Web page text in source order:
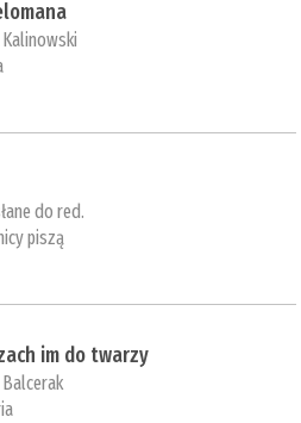
do red.
piszą
im do twarzy
Balcerak